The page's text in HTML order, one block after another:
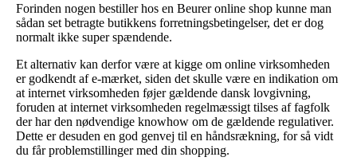
Forinden nogen bestiller hos en Beurer online shop kunne man
sådan set betragte butikkens forretningsbetingelser, det er dog
normalt ikke super spændende.
Et alternativ kan derfor være at kigge om online virksomheden
er godkendt af e-mærket, siden det skulle være en indikation om
at internet virksomheden føjer gældende dansk lovgivning,
foruden at internet virksomheden regelmæssigt tilses af fagfolk
der har den nødvendige knowhow om de gældende regulativer.
Dette er desuden en god genvej til en håndsrækning, for så vidt
du får problemstillinger med din shopping.